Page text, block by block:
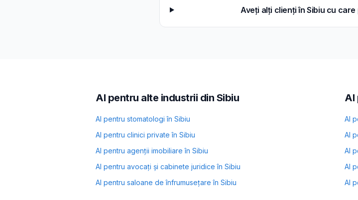
Aveți alți clienți în Sibiu cu
AI pentru alte industrii din Sibiu
AI pentru stomatologi în Sibiu
AI pentru clinici private în Sibiu
AI pentru agenții imobiliare în Sibiu
AI pentru avocați și cabinete juridice în Sibiu
AI pentru saloane de înfrumusețare în Sibiu
AI
AI
AI
AI
AI
AI